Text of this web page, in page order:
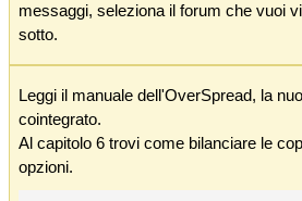
messaggi, seleziona il forum che vuoi
sotto.
Leggi il manuale dell'OverSpread, la
cointegrato.
Al capitolo 6 trovi come bilanciare le
opzioni.